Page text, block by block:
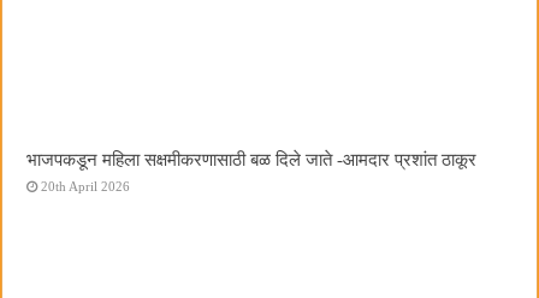
भाजपकडून महिला सक्षमीकरणासाठी बळ दिले जाते -आमदार प्रशांत ठाकूर
20th April 2026